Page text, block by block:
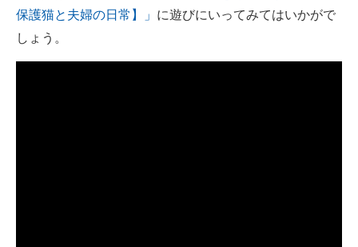
保護猫と夫婦の日常】」 に遊びにいってみてはいかがで
しょう。